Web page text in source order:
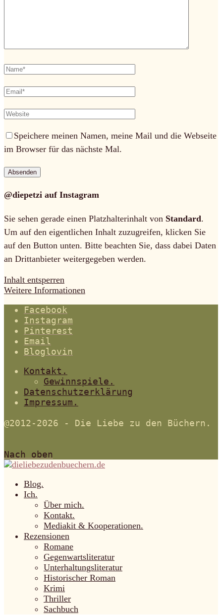
Speichere meinen Namen, meine Mail und die Webseite
im Browser für das nächste Mal.
@diepetzi auf Instagram
Sie sehen gerade einen Platzhalterinhalt von Standard.
Um auf den eigentlichen Inhalt zuzugreifen, klicken Sie
auf den Button unten. Bitte beachten Sie, dass dabei Daten
an Drittanbieter weitergegeben werden.
Inhalt entsperren
Weitere Informationen
Facebook
Instagram
Pinterest
Email
Bloglovin
Kontakt.
Gewinnspiele.
Datenschutzerklärung
Impressum.
@2012-2026 - Die Liebe zu den Büchern.
Nach oben
Blog.
Ich.
Über mich.
Kontakt.
Mediakit & Kooperationen.
Rezensionen
Romane
Gegenwartsliteratur
Unterhaltungsliteratur
Historischer Roman
Krimi
Thriller
Sachbuch